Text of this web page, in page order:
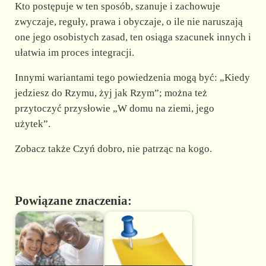
Kto postępuje w ten sposób, szanuje i zachowuje
zwyczaje, reguły, prawa i obyczaje, o ile nie naruszają
one jego osobistych zasad, ten osiąga szacunek innych i
ułatwia im proces integracji.
Innymi wariantami tego powiedzenia mogą być: „Kiedy
jedziesz do Rzymu, żyj jak Rzym”; można też
przytoczyć przysłowie „W domu na ziemi, jego
użytek”.
Zobacz także Czyń dobro, nie patrząc na kogo.
Powiązane znaczenia: